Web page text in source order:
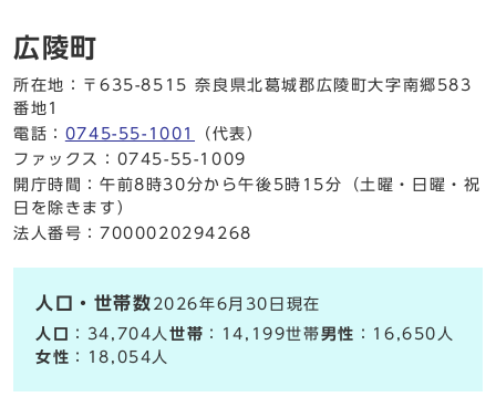
広陵町
所在地：〒635-8515 奈良県北葛城郡広陵町大字南郷583
番地1
電話： 0745-55-1001
（代表）
ファックス：0745-55-1009
開庁時間：午前8時30分から午後5時15分（土曜・日曜・祝
日を除きます）
法人番号：7000020294268
人口・世帯数 2026年6月30日現在
人口
：34,704人世帯 ：14,199世帯男性 ：16,650人
女性 ：18,054人